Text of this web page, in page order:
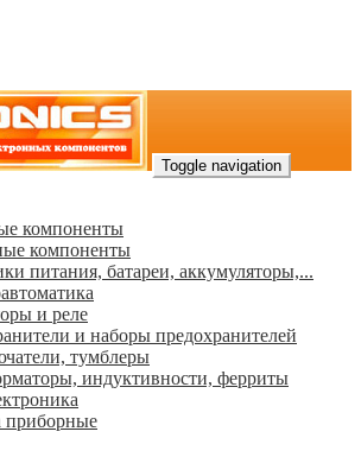
Toggle navigation
компоненты
компоненты
питания, батареи, аккумуляторы,...
и реле
и наборы предохранителей
тумблеры
индуктивности, ферриты
приборные